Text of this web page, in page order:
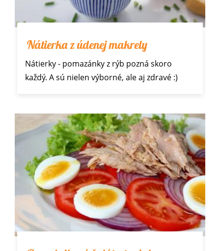
Nátierka z údenej makrely
Nátierky - pomazánky z rýb pozná skoro
každý. A sú nielen výborné, ale aj zdravé :)